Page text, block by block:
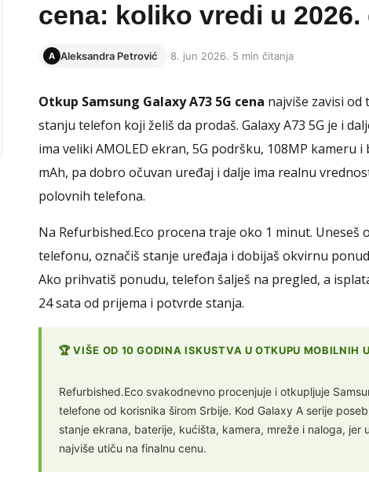
cena: koliko vredi u
A Aleksandra Petrović ·8. jun 2026.·5 min čitanja
Otkup Samsung Galaxy A73 5G cena najviše zavisi od
stanju telefon koji želiš da prodaš. Galaxy A73 5G je i
ima veliki AMOLED ekran, 5G podršku, 108MP kameru
mAh, pa dobro očuvan uređaj i dalje ima realnu
polovnih telefona.
Na Refurbished.Eco procena traje oko 1 minut. Uneseš
telefonu, označiš stanje uređaja i dobijaš okvirnu
Ako prihvatiš ponudu, telefon šalješ na pregled, a
24 sata od prijema i potvrde stanja.
🏆 VIŠE OD 10 GODINA ISKUSTVA U OTKUPU MOBILNIH
Refurbished.Eco svakodnevno procenjuje i otkupljuje
telefone od korisnika širom Srbije. Kod Galaxy A serije
stanje ekrana, baterije, kućišta, kamera, mreže i naloga, jer
najviše utiču na finalnu cenu.